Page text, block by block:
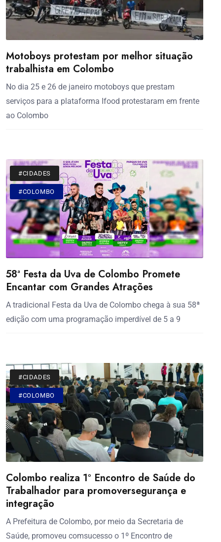
Motoboys protestam por melhor situação
trabalhista em Colombo
No dia 25 e 26 de janeiro motoboys que prestam
serviços para a plataforma Ifood protestaram em frente
ao Colombo
#CIDADES
#COLOMBO
58ª Festa da Uva de Colombo Promete
Encantar com Grandes Atrações
A tradicional Festa da Uva de Colombo chega à sua 58ª
edição com uma programação imperdível de 5 a 9
#CIDADES
#COLOMBO
Colombo realiza 1º Encontro de Saúde do
Trabalhador para promoversegurança e
integração
A Prefeitura de Colombo, por meio da Secretaria de
Saúde, promoveu comsucesso o 1º Encontro de